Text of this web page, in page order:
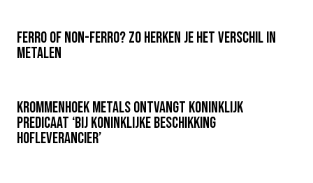
Ferro of non-ferro? Zo herken je het verschil in
metalen
Krommenhoek Metals ontvangt Koninklijk
predicaat ‘Bij Koninklijke Beschikking
Hofleverancier’